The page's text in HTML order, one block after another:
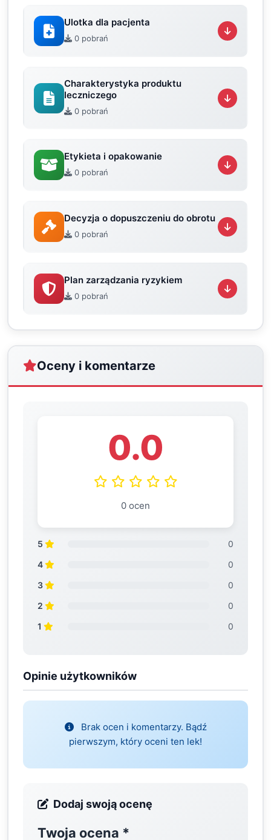
Ulotka dla pacjenta
0 pobrań
Charakterystyka produktu
leczniczego
0 pobrań
Etykieta i opakowanie
0 pobrań
Decyzja o dopuszczeniu do obrotu
0 pobrań
Plan zarządzania ryzykiem
0 pobrań
Oceny i komentarze
0.0
0 ocen
5
0
4
0
3
0
2
0
1
0
Opinie użytkowników
Brak ocen i komentarzy. Bądź
pierwszym, który oceni ten lek!
Dodaj swoją ocenę
Twoja ocena *